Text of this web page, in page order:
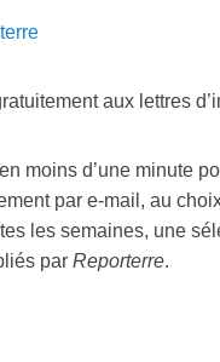
aux lettres
moins d’une minute
par e-mail, au
les semaines, une
parReporterre.